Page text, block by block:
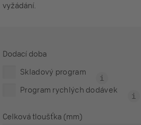
vyžádání.
Dodací doba
Skladový program
Program rychlých dodávek
Celková tloušťka (mm)